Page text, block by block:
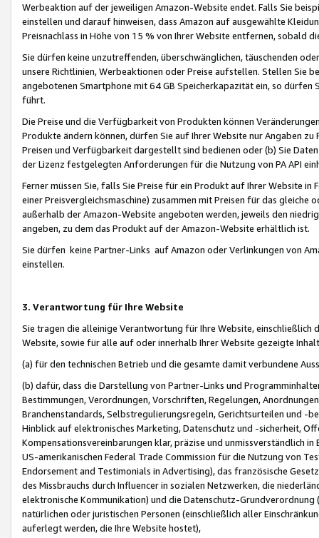
Werbeaktion auf der jeweiligen Amazon-Website endet. Falls Sie
einstellen und darauf hinweisen, dass Amazon auf ausgewählte
Preisnachlass in Höhe von 15 % von Ihrer Website entfernen, sobald
Sie dürfen keine unzutreffenden, überschwänglichen, täuschenden
unsere Richtlinien, Werbeaktionen oder Preise aufstellen. Stellen Sie
angebotenen Smartphone mit 64 GB Speicherkapazität ein, so dürfen
führt.
Die Preise und die Verfügbarkeit von Produkten können
Produkte ändern können, dürfen Sie auf Ihrer Website nur Angaben
Preisen und Verfügbarkeit dargestellt sind bedienen oder (b) Sie
der Lizenz festgelegten Anforderungen für die Nutzung von PA API
Ferner müssen Sie, falls Sie Preise für ein Produkt auf Ihrer Website
einer Preisvergleichsmaschine) zusammen mit Preisen für das
außerhalb der Amazon-Website angeboten werden, jeweils den
angeben, zu dem das Produkt auf der Amazon-Website erhältlich ist.
Sie dürfen keine Partner-Links auf Amazon oder Verlinkungen von
einstellen.
3. Verantwortung für Ihre Website
Sie tragen die alleinige Verantwortung für Ihre Website,
Website, sowie für alle auf oder innerhalb Ihrer Website gezeigte
(a) für den technischen Betrieb und die gesamte damit verbundene
(b) dafür, dass die Darstellung von Partner-Links und
Bestimmungen, Verordnungen, Vorschriften, Regelungen,
Branchenstandards, Selbstregulierungsregeln, Gerichtsurteilen und -
Hinblick auf elektronisches Marketing, Datenschutz und -sicherheit,
Kompensationsvereinbarungen klar, präzise und unmissverständlich
US-amerikanischen Federal Trade Commission für die Nutzung von
Endorsement and Testimonials in Advertising), das französische
des Missbrauchs durch Influencer in sozialen Netzwerken, die
elektronische Kommunikation) und die Datenschutz-
natürlichen oder juristischen Personen (einschließlich aller
auferlegt werden, die Ihre Website hostet),